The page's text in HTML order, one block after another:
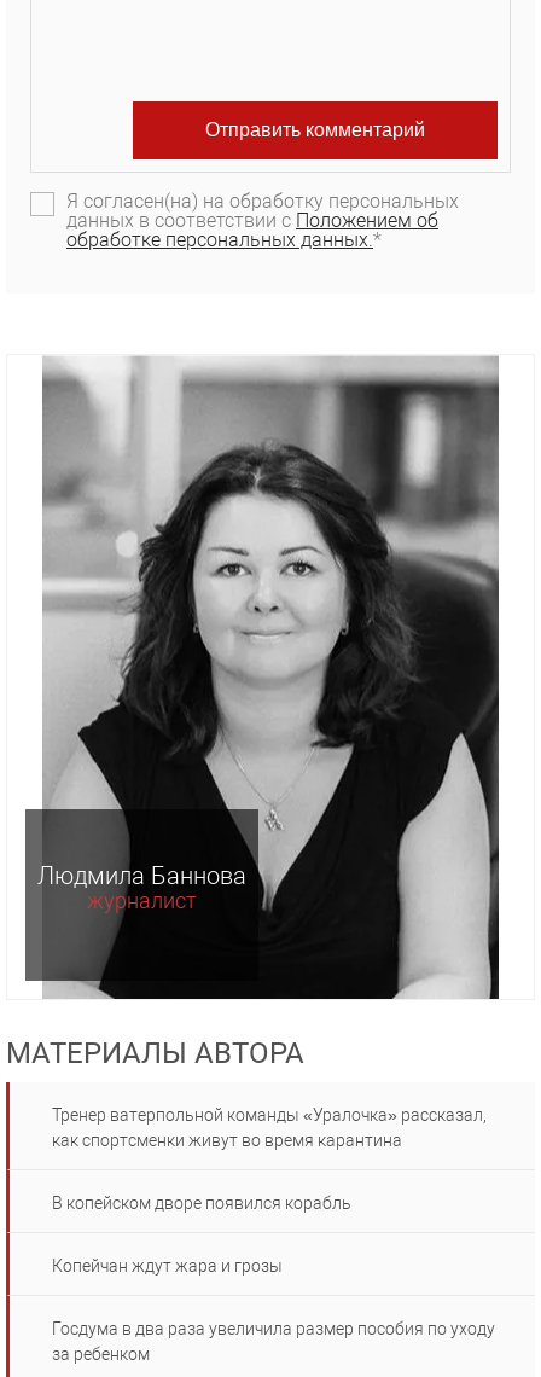
Я согласен(на) на обработку персональных
данных в соответствии с Положением об
обработке персональных данных.*
Людмила Баннова
журналист
МАТЕРИАЛЫ АВТОРА
Тренер ватерпольной команды «Уралочка» рассказал,
как спортсменки живут во время карантина
В копейском дворе появился корабль
Копейчан ждут жара и грозы
Госдума в два раза увеличила размер пособия по уходу
за ребенком